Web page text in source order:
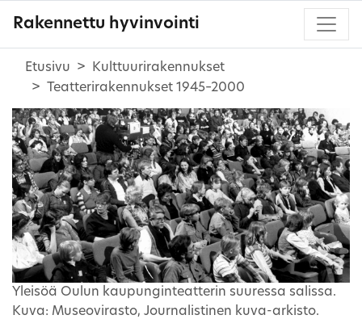
Rakennettu hyvinvointi
Etusivu
Kulttuurirakennukset
Teatterirakennukset 1945–2000
Yleisöä Oulun kaupunginteatterin suuressa salissa.
Kuva: Museovirasto, Journalistinen kuva-arkisto.